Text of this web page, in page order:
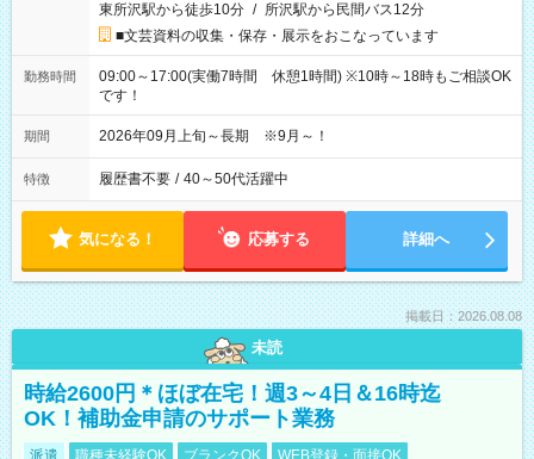
東所沢駅から徒歩10分 / 所沢駅から民間バス12分
■文芸資料の収集・保存・展示をおこなっています
勤務時間
09:00～17:00(実働7時間 休憩1時間) ※10時～18時もご相談OK
です！
期間 2026年09月上旬～長期 ※9月～！
特徴 履歴書不要 / 40～50代活躍中
気になる！ 応募する 詳細へ
掲載日：2026.08.08
未読
時給2600円＊ほぼ在宅！週3～4日＆16時迄
OK！補助金申請のサポート業務
派遣 職種未経験OK ブランクOK WEB登録・面接OK